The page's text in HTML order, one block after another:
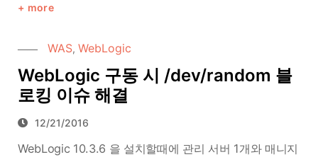
more
WAS, WebLogic
WebLogic 구동 시 /dev/random 블
로킹 이슈 해결
12/21/2016
WebLogic 10.3.6 을 설치할때에 관리 서버 1개와 매니지